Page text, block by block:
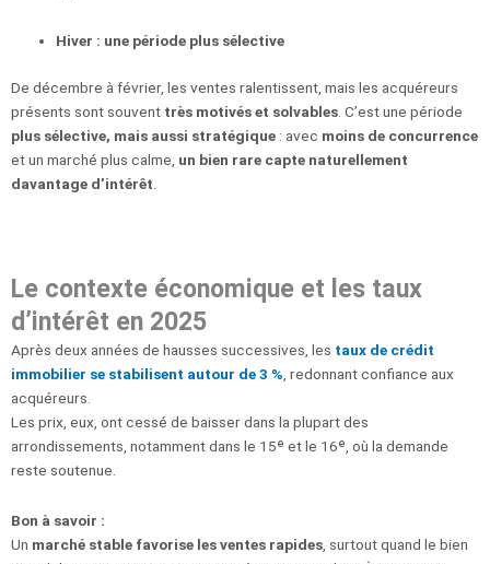
Hiver : une période plus sélective
De décembre à février, les ventes ralentissent, mais les acquéreurs
présents sont souvent très motivés et solvables . C’est une période
plus sélective, mais aussi stratégique : avec moins de concurrence
et un marché plus calme, un bien rare capte naturellement
davantage d’intérêt
Le contexte économique et les taux
d’intérêt en 2025
Après deux années de hausses successives, les taux de crédit
immobilier se stabilisent autour de 3 % , redonnant confiance aux
acquéreurs.
Les prix, eux, ont cessé de baisser dans la plupart des
arrondissements, notamment dans le 15ᵉ et le 16ᵉ, où la demande
reste soutenue.
Bon à savoir :
Un marché stable favorise les ventes rapides , surtout quand le bien